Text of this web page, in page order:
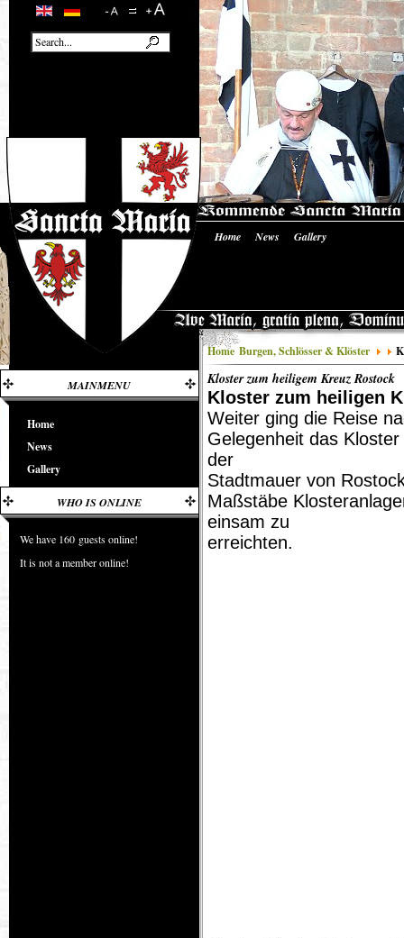
Home News Gallery
Home Burgen, Schlösser & Klöster
MAINMENU
Home
News
Gallery
WHO IS ONLINE
We have 160 guests online!
It is not a member online!
Kloster zum heiligem Kreuz Rostock
Kloster zum heiligen
Weiter ging die Reise
Gelegenheit das
der
Stadtmauer von
Maßstäbe
einsam zu
erreichten.